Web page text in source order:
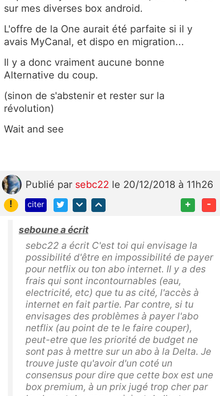
sur mes diverses box android.
L'offre de la One aurait été parfaite si il y
avais MyCanal, et dispo en migration...
Il y a donc vraiment aucune bonne
Alternative du coup.
(sinon de s'abstenir et rester sur la
révolution)
Wait and see
Publié par sebc22 le 20/12/2018 à 11h26
!
citer + -
seboune a écrit
sebc22 a écrit C'est toi qui envisage la
possibilité d'être en impossibilité de payer
pour netflix ou ton abo internet. Il y a des
frais qui sont incontournables (eau,
electricité, etc) que tu as cité, l'accès à
internet en fait partie. Par contre, si tu
envisages des problèmes à payer l'abo
netflix (au point de te le faire couper),
peut-etre que les priorité de budget ne
sont pas à mettre sur un abo à la Delta. Je
trouve juste qu'avoir d'un coté un
consensus pour dire que cette box est une
box premium, à un prix jugé trop cher par